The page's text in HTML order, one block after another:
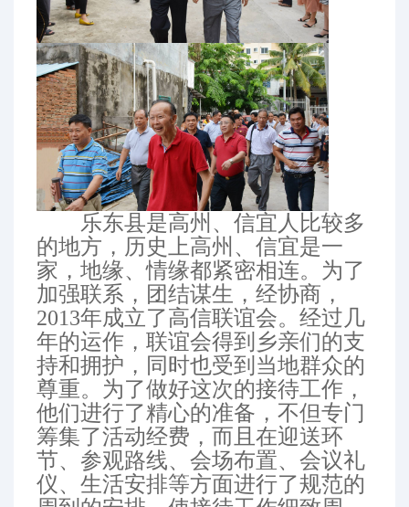
乐东县是高州、信宜人比较多
的地方，历史上高州、信宜是一
家，地缘、情缘都紧密相连。为了
加强联系，团结谋生，经协商，
2013年成立了高信联谊会。经过几
年的运作，联谊会得到乡亲们的支
持和拥护，同时也受到当地群众的
尊重。为了做好这次的接待工作，
他们进行了精心的准备，不但专门
筹集了活动经费，而且在迎送环
节、参观路线、会场布置、会议礼
仪、生活安排等方面进行了规范的